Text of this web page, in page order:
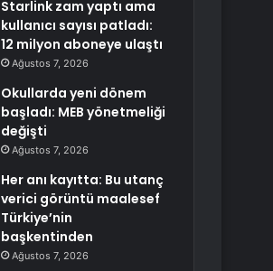
Starlink zam yaptı ama
kullanıcı sayısı patladı:
12 milyon aboneye ulaştı
Ağustos 7, 2026
Okullarda yeni dönem
başladı: MEB yönetmeliği
değişti
Ağustos 7, 2026
Her anı kayıtta: Bu utanç
verici görüntü maalesef
Türkiye’nin
başkentinden
Ağustos 7, 2026